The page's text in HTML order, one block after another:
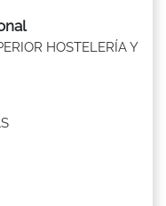
HOSTELERÍA Y